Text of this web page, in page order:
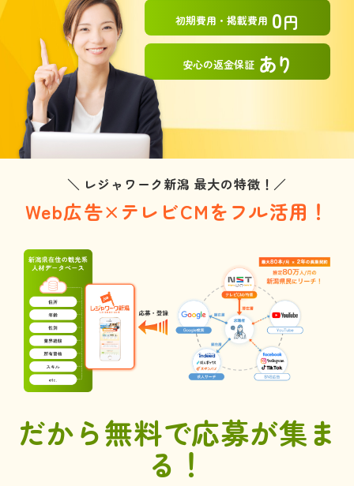
初期費用・掲載費用 0円
安心の返金保証 あり
＼ レジャワーク新潟 最大の特徴！／
Web広告×テレビCMをフル活用！
だから無料で応募が集ま
る！